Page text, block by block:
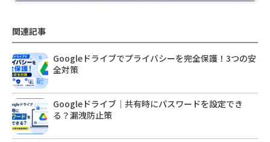
関連記事
Googleドライブでプライバシーを完全保護！3つの安
全対策
Googleドライブ｜共有時にパスワードを設定でき
る？漏洩防止策